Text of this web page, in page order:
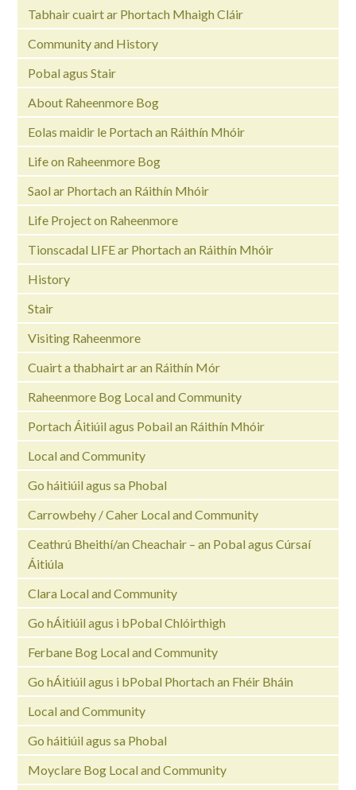
Tabhair cuairt ar Phortach Mhaigh Cláir
Community and History
Pobal agus Stair
About Raheenmore Bog
Eolas maidir le Portach an Ráithín Mhóir
Life on Raheenmore Bog
Saol ar Phortach an Ráithín Mhóir
Life Project on Raheenmore
Tionscadal LIFE ar Phortach an Ráithín Mhóir
History
Stair
Visiting Raheenmore
Cuairt a thabhairt ar an Ráithín Mór
Raheenmore Bog Local and Community
Portach Áitiúil agus Pobail an Ráithín Mhóir
Local and Community
Go háitiúil agus sa Phobal
Carrowbehy / Caher Local and Community
Ceathrú Bheithí/an Cheachair – an Pobal agus Cúrsaí
Áitiúla
Clara Local and Community
Go hÁitiúil agus i bPobal Chlóirthigh
Ferbane Bog Local and Community
Go hÁitiúil agus i bPobal Phortach an Fhéir Bháin
Local and Community
Go háitiúil agus sa Phobal
Moyclare Bog Local and Community